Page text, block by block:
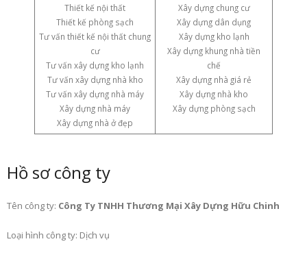
Thiết kế nội thất
Thiết kế phòng sạch
Tư vấn thiết kế nội thất chung
cư
Tư vấn xây dựng kho lạnh
Tư vấn xây dựng nhà kho
Tư vấn xây dựng nhà máy
Xây dựng nhà máy
Xây dựng nhà ở đẹp
Xây dựng chung cư
Xây dựng dân dụng
Xây dựng kho lạnh
Xây dựng khung nhà tiền
chế
Xây dựng nhà giá rẻ
Xây dựng nhà kho
Xây dựng phòng sạch
Hồ sơ công ty
Tên công ty: Công Ty TNHH Thương Mại Xây Dựng Hữu Chinh
Loại hình công ty: Dịch vụ